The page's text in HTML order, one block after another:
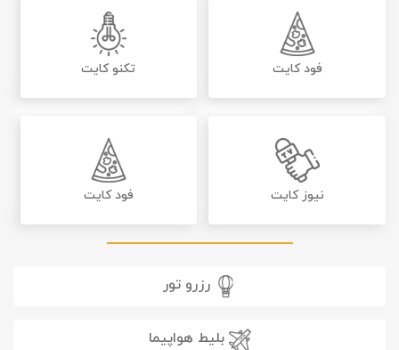
فود کایت تکنو کایت
نیوز کایت فود کایت
رزرو تور
بلیط هواپیما